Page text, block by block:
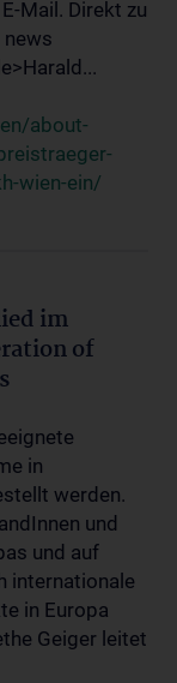
Mail. Direkt zu
about-
wien-ein/
im
of
in
werden.
und
und auf
internationale
in Europa
Geiger leitet